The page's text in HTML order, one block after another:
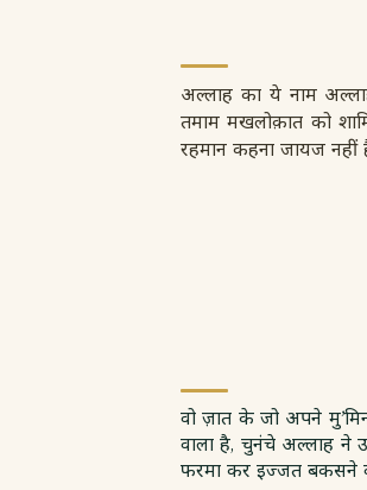
अल्लाह का ये नाम
तमाम मखलोक़ात को
रहमान कहना जायज नहीं
वो ज़ात के जो अपने
वाला है, चुनंचे अल्लाह ने
फरमा कर इज्जत बकसने